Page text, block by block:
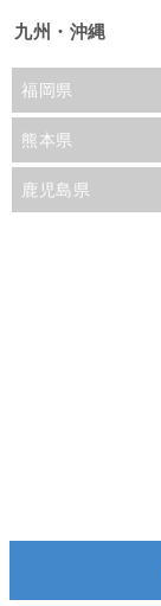
九州・沖縄
福岡県
熊本県
鹿児島県